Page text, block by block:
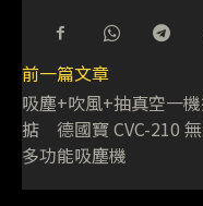
前一篇文章
吸塵+吹風+抽真空一
掂 德國寶 CVC-210
多功能吸塵機